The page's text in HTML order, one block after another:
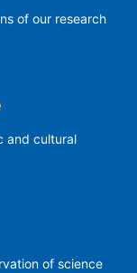
of our research
and cultural
of science